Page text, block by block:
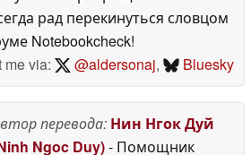
рад перекинуться словцом
Notebookcheck!
me via:
@aldersonaj, Bluesky
перевода: Нин Нгок Дуй
Ngoc Duy)- Помощник